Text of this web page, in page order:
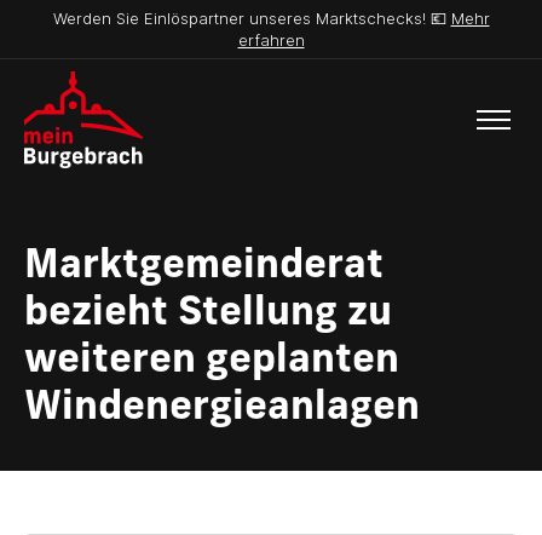
Werden Sie Einlöspartner unseres Marktschecks! 💶 Mehr
erfahren
Marktgemeinderat
bezieht Stellung zu
weiteren geplanten
Windenergieanlagen